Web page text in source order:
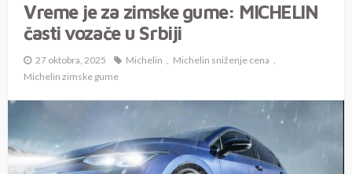
Vreme je za zimske gume: MICHELIN
časti vozače u Srbiji
27 oktobra, 2025 Michelin
Michelin sniženje cena
Michelin zimske gume